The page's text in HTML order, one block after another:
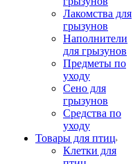
Лакомства для
грызунов
Наполнители
для грызунов
Предметы по
уходу
Сено для
грызунов
Средства по
уходу
Товары для птиц
Клетки для